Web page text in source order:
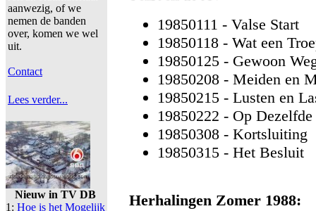
aanwezig, of we
nemen de banden
over, komen we wel
uit.
Contact
Lees verder...
Nieuw in TV DB
1: Hoe is het Mogelijk
19850111 - Valse Start
19850118 - Wat een
19850125 - Gewoon
19850208 - Meiden en
19850215 - Lusten en
19850222 - Op
19850308 - Kortsluiting
19850315 - Het Besluit
Herhalingen Zomer 1988: